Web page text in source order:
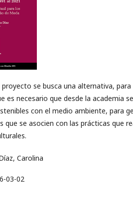
se busca una alternativa,
es necesario que desde la academia
con el medio ambiente, para
que se asocien con las prácticas que
Carolina
03-02